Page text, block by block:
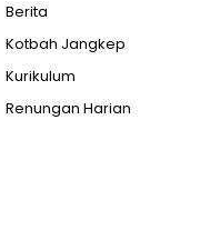
Berita
Kotbah Jangkep
Kurikulum
Renungan Harian